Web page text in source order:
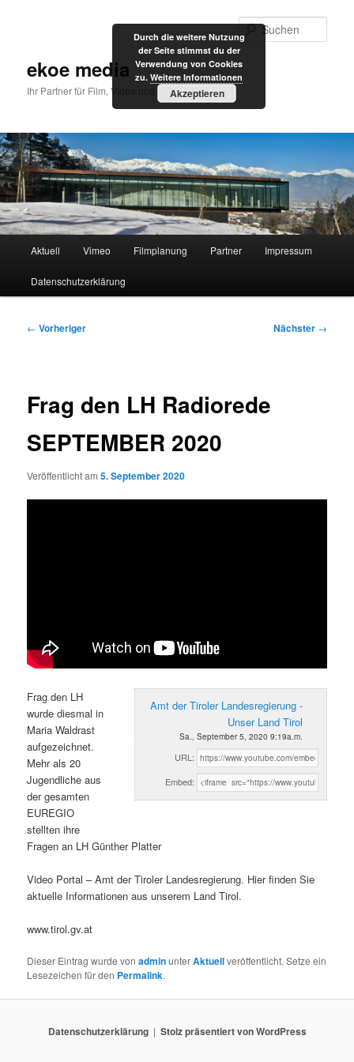
ekoe media
Ihr Partner für Film, Video und Internet
Aktuell Vimeo Filmplanung Partner Impressum
Datenschutzerklärung
Beitragsnavigation
← Vorheriger Nächster →
Frag den LH Radiorede
SEPTEMBER 2020
Veröffentlicht am5. September 2020
Amt der Tiroler Landesregierung -
Unser Land Tirol
Sa., September 5, 2020 9:19a.m.
URL:
Embed:
Frag den LH
wurde diesmal in
Maria Waldrast
aufgezeichnet.
Mehr als 20
Jugendliche aus
der gesamten
EUREGIO
stellten ihre
Fragen an LH Günther Platter
Video Portal – Amt der Tiroler Landesregierung. Hier finden Sie
aktuelle Informationen aus unserem Land Tirol.
www.tirol.gv.at
Dieser Eintrag wurde vonadminunterAktuellveröffentlicht. Setze ein
Lesezeichen für den Permalink.
Datenschutzerklärung Stolz präsentiert von WordPress
Durch die weitere Nutzung
der Seite stimmst du der
Verwendung von Cookies
zu. Weitere Informationen
Akzeptieren